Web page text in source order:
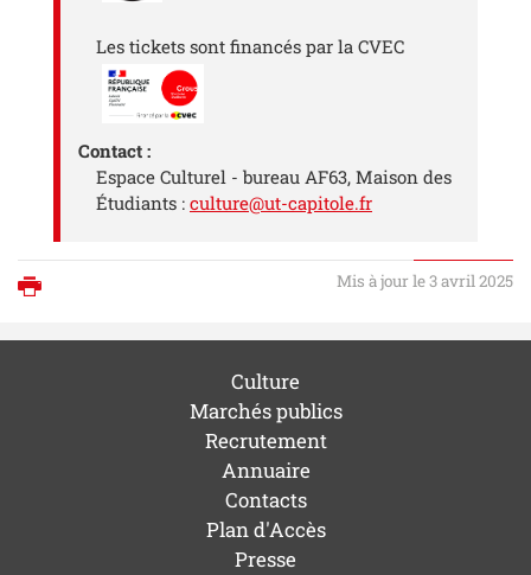
Les tickets sont financés par la CVEC
Contact :
Espace Culturel - bureau AF63, Maison des
Étudiants : culture@ut-capitole.fr
Mis à jour le 3 avril 2025
Culture
Marchés publics
Recrutement
Annuaire
Contacts
Plan d'Accès
Presse